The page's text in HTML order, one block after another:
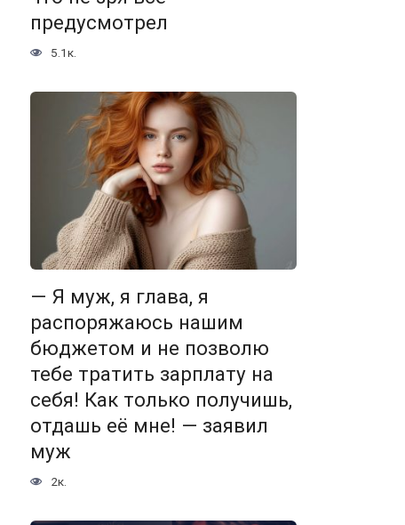
предусмотрел
5.1к.
— Я муж, я глава, я
распоряжаюсь нашим
бюджетом и не позволю
тебе тратить зарплату на
себя! Как только получишь,
отдашь её мне! — заявил
муж
2к.